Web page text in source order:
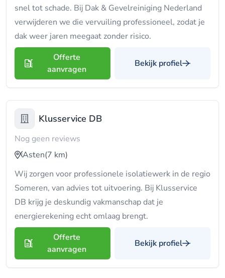
snel tot schade. Bij Dak & Gevelreiniging Nederland
verwijderen we die vervuiling professioneel, zodat je
dak weer jaren meegaat zonder risico.
Offerte
aanvragen
Bekijk profiel
Klusservice DB
Nog geen reviews
Asten(7 km)
Wij zorgen voor professionele isolatiewerk in de regio
Someren, van advies tot uitvoering. Bij Klusservice
DB krijg je deskundig vakmanschap dat je
energierekening echt omlaag brengt.
Offerte
aanvragen
Bekijk profiel